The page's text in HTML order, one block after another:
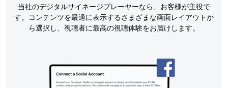
当社のデジタルサイネージプレーヤーなら、お客様が主役で
す。コンテンツを最適に表示するさまざまな画面レイアウトか
ら選択し、視聴者に最高の視聴体験をお届けします。